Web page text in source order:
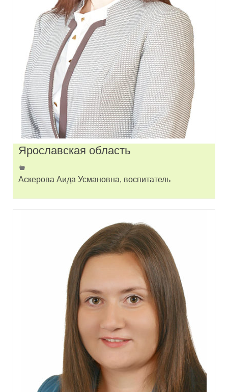
Ярославская область
Аскерова Аида Усмановна, воспитатель